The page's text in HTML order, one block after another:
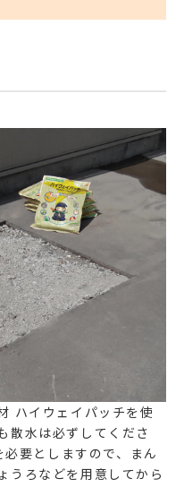
ハイウェイパッチを使
散水は必ずしてくださ
要としますので、まん
うろなどを用意してから